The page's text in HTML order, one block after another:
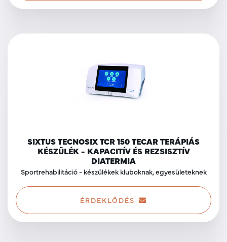
SIXTUS TECNOSIX TCR 150 TECAR TERÁPIÁS
KÉSZÜLÉK - KAPACITÍV ÉS REZSISZTÍV
DIATERMIA
Sportrehabilitáció - készülékek kluboknak, egyesületeknek
ÉRDEKLŐDÉS